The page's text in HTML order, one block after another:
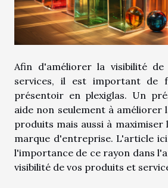
Afin d'améliorer la visibilité
services, il est important de
présentoir en plexiglas. Un
aide non seulement à améliorer
produits mais aussi à
marque d'entreprise. L'article
l'importance de ce rayon dans
visibilité de vos produits et